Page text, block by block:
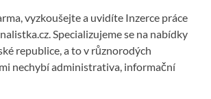
vyzkoušejte a uvidíte Inzerce práce
Specializujeme se na nabídky
republice, a to v různorodých
nechybí administrativa, informační